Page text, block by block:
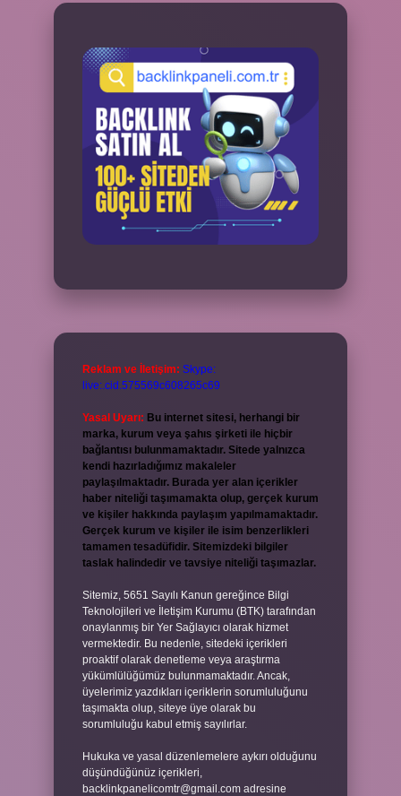
Reklam ve İletişim: Skype:
live:.cid.575569c608265c69
Yasal Uyarı: Bu internet sitesi, herhangi bir
marka, kurum veya şahıs şirketi ile hiçbir
bağlantısı bulunmamaktadır. Sitede yalnızca
kendi hazırladığımız makaleler
paylaşılmaktadır. Burada yer alan içerikler
haber niteliği taşımamakta olup, gerçek kurum
ve kişiler hakkında paylaşım yapılmamaktadır.
Gerçek kurum ve kişiler ile isim benzerlikleri
tamamen tesadüfidir. Sitemizdeki bilgiler
taslak halindedir ve tavsiye niteliği taşımazlar.
Sitemiz, 5651 Sayılı Kanun gereğince Bilgi
Teknolojileri ve İletişim Kurumu (BTK) tarafından
onaylanmış bir Yer Sağlayıcı olarak hizmet
vermektedir. Bu nedenle, sitedeki içerikleri
proaktif olarak denetleme veya araştırma
yükümlülüğümüz bulunmamaktadır. Ancak,
üyelerimiz yazdıkları içeriklerin sorumluluğunu
taşımakta olup, siteye üye olarak bu
sorumluluğu kabul etmiş sayılırlar.
Hukuka ve yasal düzenlemelere aykırı olduğunu
düşündüğünüz içerikleri,
backlinkpanelicomtr@gmail.com adresine